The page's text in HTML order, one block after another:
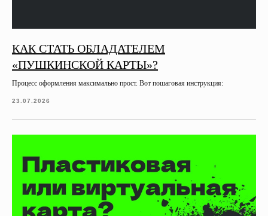
КАК СТАТЬ ОБЛАДАТЕЛЕМ
«ПУШКИНСКОЙ КАРТЫ»?
Процесс оформления максимально прост. Вот пошаговая инструкция:
23.07.2026